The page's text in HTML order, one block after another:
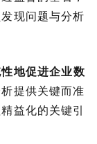
现问题与分析
地促进企业数
提供关键而准
益化的关键引